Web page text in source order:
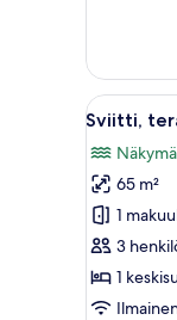
1
keskisuuri
parisänky,
Avaa
kaikki
Sviitti,
terassi,
kuvat
8
Sviitti,
65 m²
1
3
1